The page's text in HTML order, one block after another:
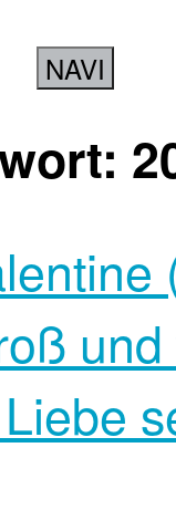
NAVI
und